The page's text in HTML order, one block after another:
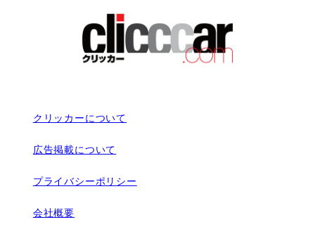
クリッカーについて
広告掲載について
プライバシーポリシー
会社概要